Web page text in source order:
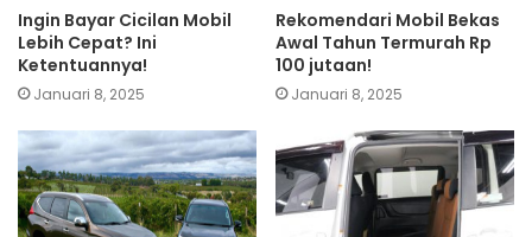
Ingin Bayar Cicilan Mobil
Lebih Cepat? Ini
Ketentuannya!
Januari 8, 2025
Rekomendari Mobil Bekas
Awal Tahun Termurah Rp
100 jutaan!
Januari 8, 2025